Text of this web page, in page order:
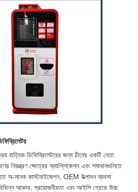
ডিফিব্রিলেটরের জন্য চীনের একটি নেতা
নিয়ন্ত্রণ ক্ষেত্রের অ্যাপ্লিকেশন এবং সমাধানগুলিতে
অ-মানক কাস্টমাইজেশন, OEM উত্পাদন ব্যবসা
আকার, প্রয়োজনীয়তা এবং আইপি গ্রেডে উচ্চ